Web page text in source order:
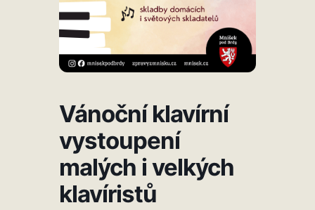
Vánoční klavírní
vystoupení
malých i velkých
klavíristů